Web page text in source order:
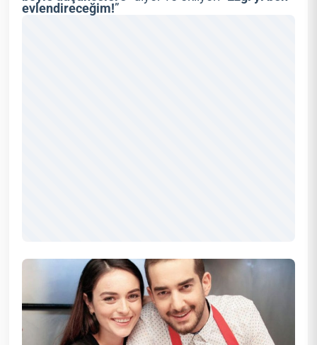
evlendireceğim!”